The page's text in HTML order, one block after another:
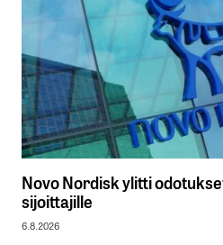
Novo Nordisk ylitti
sijoittajille
6.8.2026